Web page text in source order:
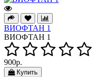
ВИОФТАН 1
ВИОФТАН 1
900р.
Купить